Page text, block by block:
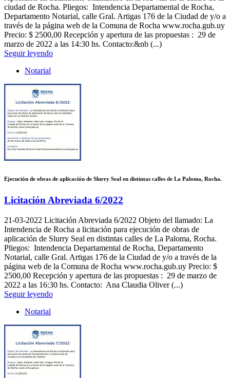
ciudad de Rocha. Pliegos: Intendencia Departamental de Rocha,
Departamento Notarial, calle Gral. Artigas 176 de la Ciudad de y/o a
través de la página web de la Comuna de Rocha www.rocha.gub.uy
Precio: $ 2500,00 Recepción y apertura de las propuestas : 29 de
marzo de 2022 a las 14:30 hs. Contacto:&nb (...)
Seguir leyendo
Notarial
Ejecución de obras de aplicación de Slurry Seal en distintas calles de La Paloma, Rocha.
Licitación Abreviada 6/2022
21-03-2022 Licitación Abreviada 6/2022 Objeto del llamado: La
Intendencia de Rocha a licitación para ejecución de obras de
aplicación de Slurry Seal en distintas calles de La Paloma, Rocha.
Pliegos: Intendencia Departamental de Rocha, Departamento
Notarial, calle Gral. Artigas 176 de la Ciudad de y/o a través de la
página web de la Comuna de Rocha www.rocha.gub.uy Precio: $
2500,00 Recepción y apertura de las propuestas : 29 de marzo de
2022 a las 16:30 hs. Contacto: Ana Claudia Oliver (...)
Seguir leyendo
Notarial